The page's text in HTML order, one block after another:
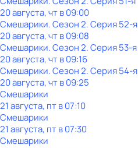
20 августа, чт в 09:00
Смешарики. Сезон 2. Серия 52-я
20 августа, чт в 09:08
Смешарики. Сезон 2. Серия 53-я
20 августа, чт в 09:16
Смешарики. Сезон 2. Серия 54-я
20 августа, чт в 09:25
Смешарики
21 августа, пт в 07:10
Смешарики
21 августа, пт в 07:30
Смешарики